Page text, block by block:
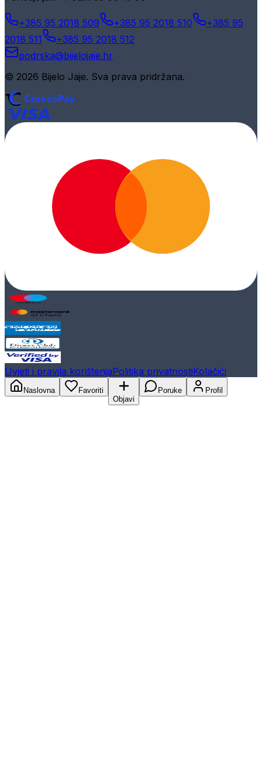
+385 95 2018 509 +385 95 2018 510
+385 95
2018 511
+385 95 2018 512
podrska@bijelojaje.hr
© 2026 Bijelo Jaje. Sva prava pridržana.
Uvjeti i pravila korištenjaPolitika privatnostiKolačići
Naslovna
Favoriti
Objavi
Poruke Profil